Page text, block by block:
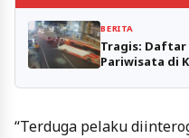
BERITA
Tragis: Daftar
Pariwisata di
“Terduga pelaku